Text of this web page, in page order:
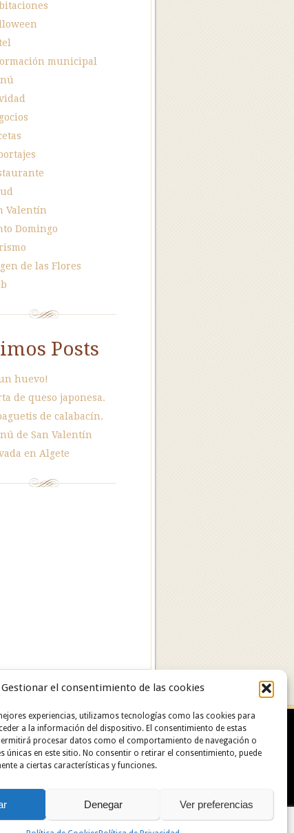
Gestionar el consentimiento de las cookies
experiencias, utilizamos tecnologías como las cookies para
a la información del dispositivo. El consentimiento de estas
procesar datos como el comportamiento de navegación o
únicas en este sitio. No consentir o retirar el consentimiento, puede
a ciertas características y funciones.
Denegar Ver preferencias
municipal
Valentín
Domingo
de las Flores
Posts
huevo!
de queso japonesa.
de calabacín.
de San Valentín
en Algete
91 629 06 60.